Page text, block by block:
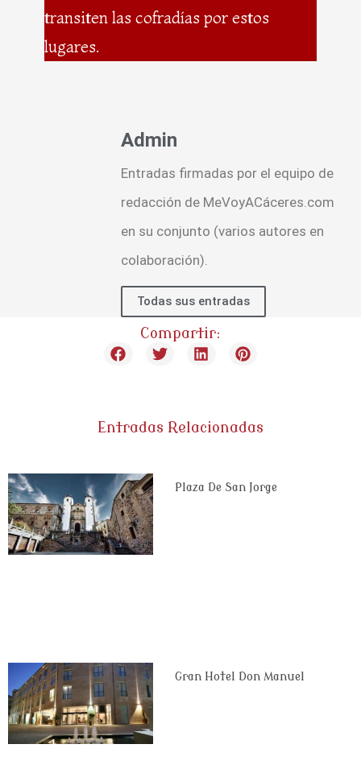
transiten las cofradías por estos
lugares.
Admin
Entradas firmadas por el equipo de
redacción de MeVoyACáceres.com
en su conjunto (varios autores en
colaboración).
Todas sus entradas
Compartir:
Entradas Relacionadas
Plaza De San Jorge
Gran Hotel Don Manuel